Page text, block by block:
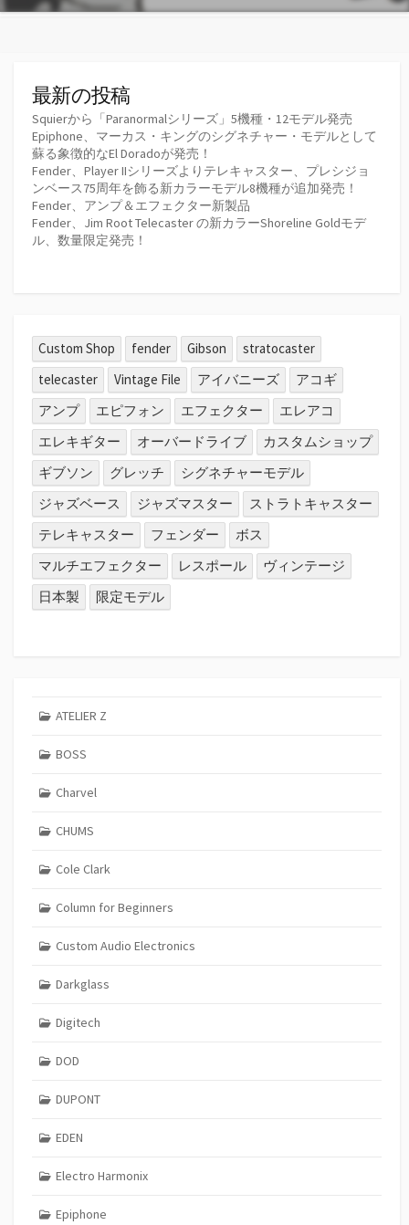
最新の投稿
Squierから「Paranormalシリーズ」5機種・12モデル発売
Epiphone、マーカス・キングのシグネチャー・モデルとして
蘇る象徴的なEl Doradoが発売！
Fender、Player IIシリーズよりテレキャスター、プレシジョ
ンベース75周年を飾る新カラーモデル8機種が追加発売！
Fender、アンプ＆エフェクター新製品
Fender、Jim Root Telecaster の新カラーShoreline Goldモデ
ル、数量限定発売！
Custom Shop fender Gibson
stratocaster
telecaster
Vintage File アイバニーズ
アコギ
アンプ
エピフォン エフェクター
エレアコ
エレキギター
オーバードライブ
カスタムショップ
ギブソン
グレッチ
シグネチャーモデル
ジャズベース
ジャズマスター
ストラトキャスター
テレキャスター
フェンダー
ボス
マルチエフェクター
レスポール
ヴィンテージ
日本製
限定モデル
ATELIER Z
BOSS
Charvel
CHUMS
Cole Clark
Column for Beginners
Custom Audio Electronics
Darkglass
Digitech
DOD
DUPONT
EDEN
Electro Harmonix
Epiphone